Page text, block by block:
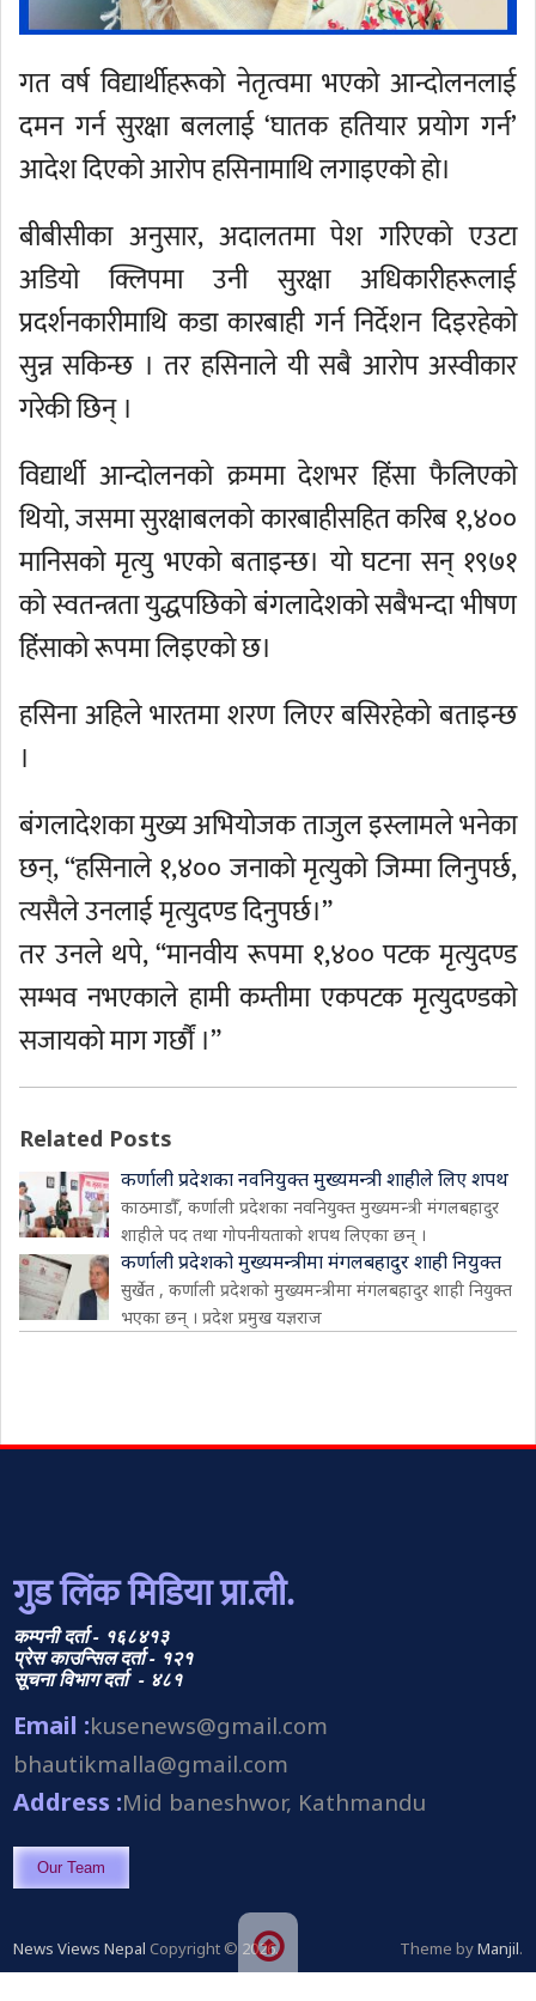
गत वर्ष विद्यार्थीहरूको नेतृत्वमा भएको आन्दोलनलाई
दमन गर्न सुरक्षा बललाई ‘घातक हतियार प्रयोग गर्न’
आदेश दिएको आरोप हसिनामाथि लगाइएको हो।
बीबीसीका अनुसार, अदालतमा पेश गरिएको एउटा
अडियो क्लिपमा उनी सुरक्षा अधिकारीहरूलाई
प्रदर्शनकारीमाथि कडा कारबाही गर्न निर्देशन दिइरहेको
सुन्न सकिन्छ । तर हसिनाले यी सबै आरोप अस्वीकार
गरेकी छिन् ।
विद्यार्थी आन्दोलनको क्रममा देशभर हिंसा फैलिएको
थियो, जसमा सुरक्षाबलको कारबाहीसहित करिब १,४००
मानिसको मृत्यु भएको बताइन्छ। यो घटना सन् १९७१
को स्वतन्त्रता युद्धपछिको बंगलादेशको सबैभन्दा भीषण
हिंसाको रूपमा लिइएको छ।
हसिना अहिले भारतमा शरण लिएर बसिरहेको बताइन्छ
।
बंगलादेशका मुख्य अभियोजक ताजुल इस्लामले भनेका
छन्, “हसिनाले १,४०० जनाको मृत्युको जिम्मा लिनुपर्छ,
त्यसैले उनलाई मृत्युदण्ड दिनुपर्छ।”
तर उनले थपे, “मानवीय रूपमा १,४०० पटक मृत्युदण्ड
सम्भव नभएकाले हामी कम्तीमा एकपटक मृत्युदण्डको
सजायको माग गर्छौं ।”
Related Posts
कर्णाली प्रदेशका नवनियुक्त मुख्यमन्त्री शाहीले लिए शपथ
काठमाडौँ, कर्णाली प्रदेशका नवनियुक्त मुख्यमन्त्री मंगलबहादुर
शाहीले पद तथा गोपनीयताको शपथ लिएका छन् ।
कर्णाली प्रदेशको मुख्यमन्त्रीमा मंगलबहादुर शाही नियुक्त
सुर्खेत , कर्णाली प्रदेशको मुख्यमन्त्रीमा मंगलबहादुर शाही नियुक्त
भएका छन् । प्रदेश प्रमुख यज्ञराज
गुड लिंक मिडिया प्रा.ली.
कम्पनी दर्ता - १६८४१३
प्रेस काउन्सिल दर्ता - १२१
सूचना विभाग दर्ता - ४८१
Email :kusenews@gmail.com
bhautikmalla@gmail.com
Address :Mid baneshwor, Kathmandu
Our Team
News Views Nepal Copyright © 2026. Theme byManjil.